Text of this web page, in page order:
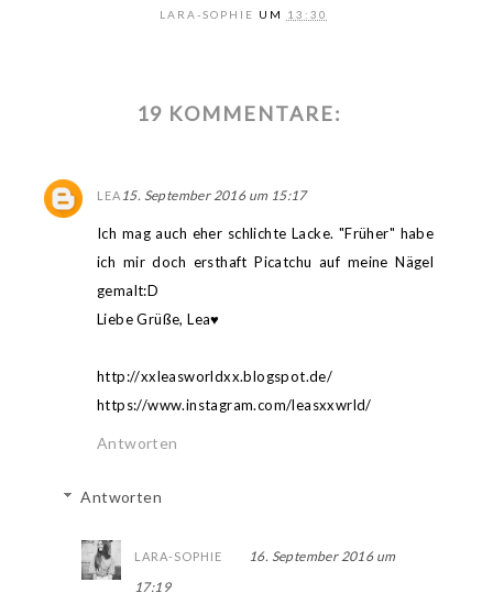
LARA-SOPHIE UM 13:30
19 KOMMENTARE:
LEA15. September 2016 um 15:17
Ich mag auch eher schlichte Lacke. "Früher" habe
ich mir doch ersthaft Picatchu auf meine Nägel
gemalt:D
Liebe Grüße, Lea♥
http://xxleasworldxx.blogspot.de/
https://www.instagram.com/leasxxwrld/
Antworten
Antworten
LARA-SOPHIE
16. September 2016 um
17:19